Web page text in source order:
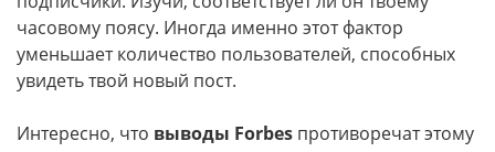
часовому поясу. Иногда именно этот фактор
уменьшает количество пользователей, способных
увидеть твой новый пост.
Интересно, что выводы Forbes противоречат этому